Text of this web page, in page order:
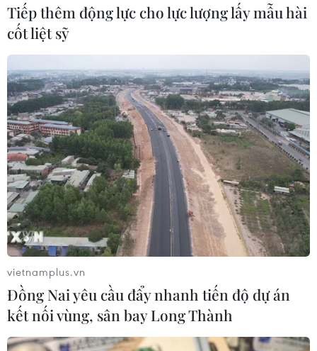
Điện ảnh Việt Nam cần học những gì
từ Hollywood?
03/07/2026 11:06
Đừng để phim kinh dị thành "khắc
tinh" của điện ảnh Việt
03/07/2026 00:12
Cục Điện ảnh nói gì về phim "Chiếc
kén" có Trương Ngọc Ánh
02/07/2026 01:53
"Điểm neo" cho điện ảnh trước "cuộc
Tiếp thêm động lực cho lực lượng lấy mẫu hài
cốt liệt sỹ
vietnamplus.vn
Đồng Nai yêu cầu đẩy nhanh tiến độ dự án
kết nối vùng, sân bay Long Thành